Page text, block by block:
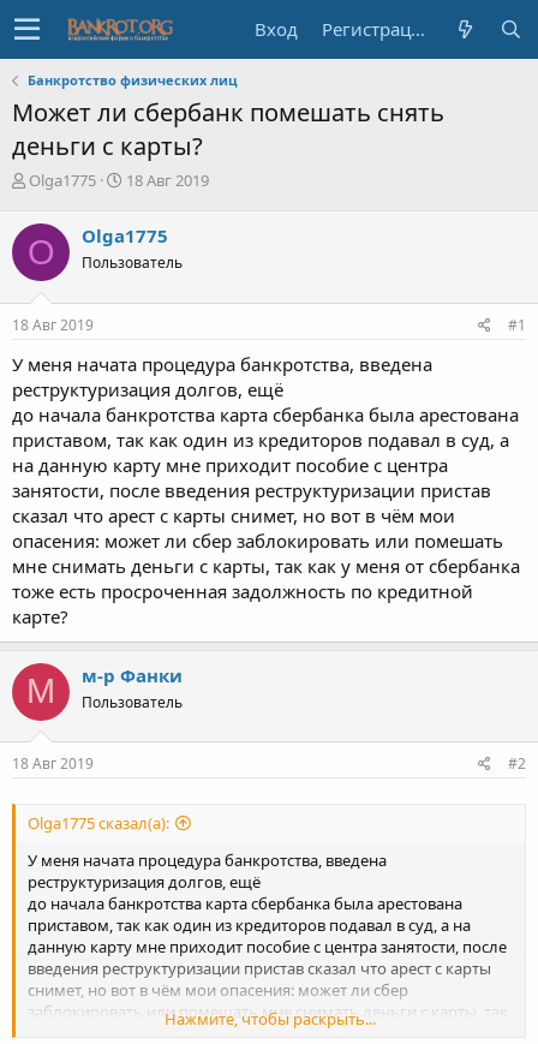
Вход Регистрация
Банкротство физических лиц
Может ли сбербанк помешать снять
деньги с карты?
А
т
о
р
т
е
м
Olga1775
Д
а
н
ч
а
18 Авг 2019
O Olga1775
Пользователь
18 Авг 2019 #1
У меня начата процедура банкротства, введена
реструктуризация долгов, ещё
до начала банкротства карта сбербанка была арестована
приставом, так как один из кредиторов подавал в суд, а
на данную карту мне приходит пособие с центра
занятости, после введения реструктуризации пристав
сказал что арест с карты снимет, но вот в чём мои
опасения: может ли сбер заблокировать или помешать
мне снимать деньги с карты, так как у меня от сбербанка
тоже есть просроченная задолжность по кредитной
карте?
М м-р Фанки
Пользователь
18 Авг 2019 #2
Olga1775 сказал(а):
У меня начата процедура банкротства, введена
реструктуризация долгов, ещё
до начала банкротства карта сбербанка была арестована
приставом, так как один из кредиторов подавал в суд, а на
данную карту мне приходит пособие с центра занятости, после
введения реструктуризации пристав сказал что арест с карты
снимет, но вот в чём мои опасения: может ли сбер
заблокировать или помешать мне снимать деньги с карты, так
как у меня от сбербанка тоже есть просроченная задолжность
Нажмите, чтобы раскрыть...